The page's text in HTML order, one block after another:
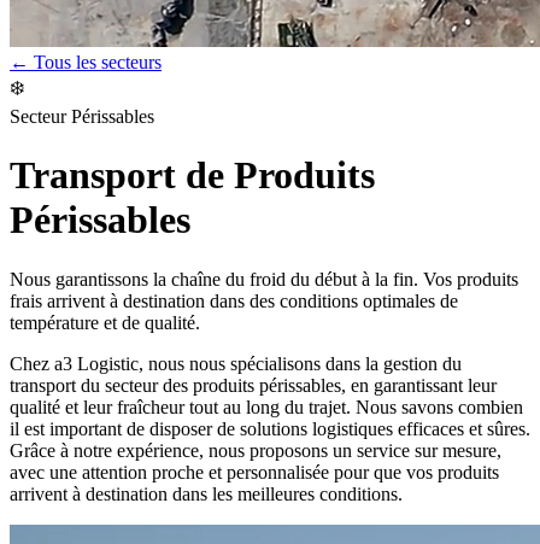
← Tous les secteurs
❄️
Secteur Périssables
Transport de Produits
Périssables
Nous garantissons la chaîne du froid du début à la fin. Vos produits
frais arrivent à destination dans des conditions optimales de
température et de qualité.
Chez a3 Logistic, nous nous spécialisons dans la gestion du
transport du secteur des produits périssables, en garantissant leur
qualité et leur fraîcheur tout au long du trajet. Nous savons combien
il est important de disposer de solutions logistiques efficaces et sûres.
Grâce à notre expérience, nous proposons un service sur mesure,
avec une attention proche et personnalisée pour que vos produits
arrivent à destination dans les meilleures conditions.